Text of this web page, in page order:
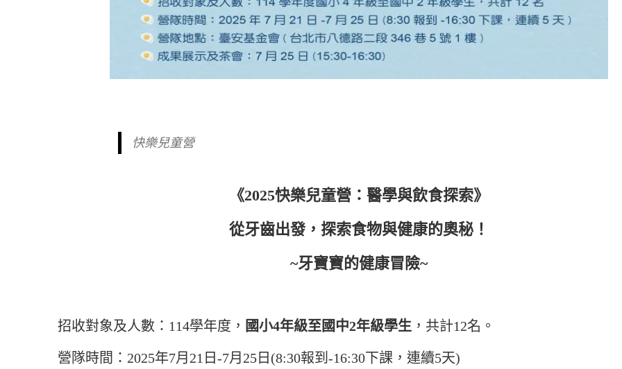
快樂兒童營
《2025快樂兒童營：醫學與飲食探索》
從牙齒出發，探索食物與健康的奧秘！
~牙寶寶的健康冒險~
招收對象及人數：114學年度， 國小4年級至國中2年級學生 ，共計12名。
營隊時間：2025年7月21日-7月25日(8:30報到-16:30下課，連續5天)